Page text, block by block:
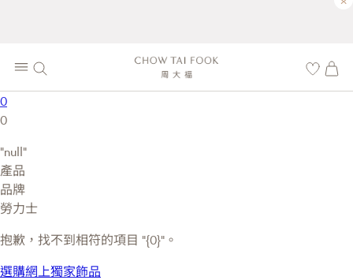
0
0
"null"
產品
品牌
勞力士
抱歉，找不到相符的項目 “{0}”。
選購網上獨家飾品